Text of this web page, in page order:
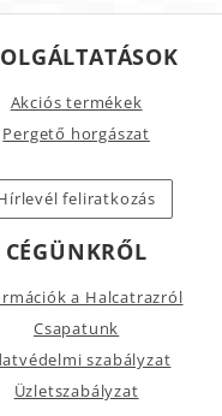
Akciós termékek
Pergető horgászat
feliratkozás
CÉGÜNKRŐL
a Halcatrazról
Csapatunk
szabályzat
Üzletszabályzat